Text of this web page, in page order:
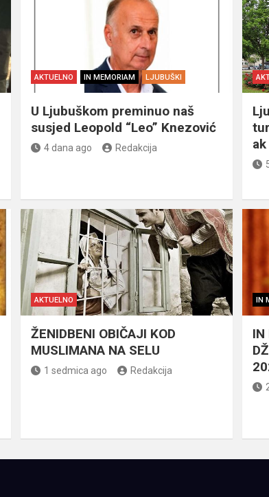
AKTUELNO IN MEMORIAM LJUBUŠKI
U Ljubuškom preminuo naš
susjed Leopold “Leo” Knezović
4 dana ago Redakcija
AKTUELNO
ŽENIDBENI OBIČAJI KOD
MUSLIMANA NA SELU
1 sedmica ago Redakcija
IN
IN